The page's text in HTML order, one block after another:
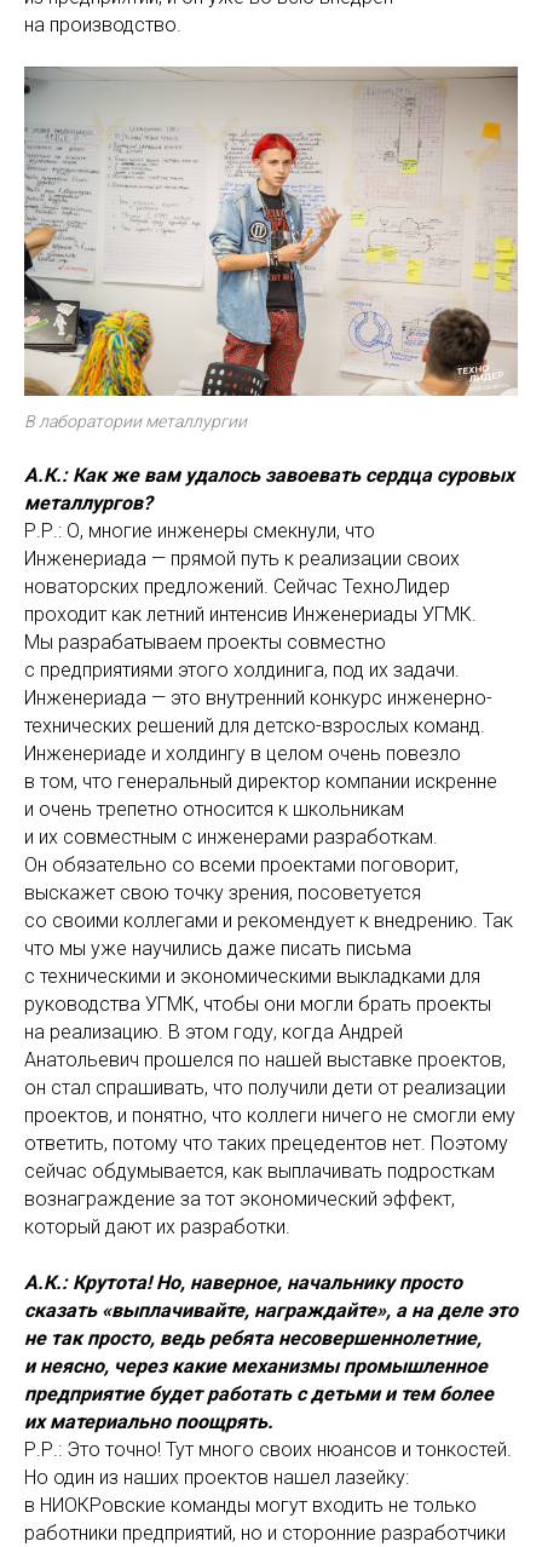
на производство.
В лаборатории металлургии
А.К.: Как же вам удалось завоевать сердца суровых
металлургов?
Р.Р.: О, многие инженеры смекнули, что
Инженериада — прямой путь к реализации своих
новаторских предложений. Сейчас ТехноЛидер
проходит как летний интенсив Инженериады УГМК.
Мы разрабатываем проекты совместно
с предприятиями этого холдинига, под их задачи.
Инженериада — это внутренний конкурс инженерно-
технических решений для детско-взрослых команд.
Инженериаде и холдингу в целом очень повезло
в том, что генеральный директор компании искренне
и очень трепетно относится к школьникам
и их совместным с инженерами разработкам.
Он обязательно со всеми проектами поговорит,
выскажет свою точку зрения, посоветуется
со своими коллегами и рекомендует к внедрению. Так
что мы уже научились даже писать письма
с техническими и экономическими выкладками для
руководства УГМК, чтобы они могли брать проекты
на реализацию. В этом году, когда Андрей
Анатольевич прошелся по нашей выставке проектов,
он стал спрашивать, что получили дети от реализации
проектов, и понятно, что коллеги ничего не смогли ему
ответить, потому что таких прецедентов нет. Поэтому
сейчас обдумывается, как выплачивать подросткам
вознаграждение за тот экономический эффект,
который дают их разработки.
А.К.: Крутота! Но, наверное, начальнику просто
сказать «выплачивайте, награждайте», а на деле это
не так просто, ведь ребята несовершеннолетние,
и неясно, через какие механизмы промышленное
предприятие будет работать с детьми и тем более
их материально поощрять.
Р.Р.: Это точно! Тут много своих нюансов и тонкостей.
Но один из наших проектов нашел лазейку:
в НИОКРовские команды могут входить не только
работники предприятий, но и сторонние разработчики